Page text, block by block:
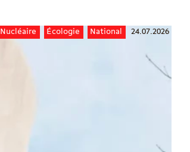
Nucléaire Écologie National 24.07.2026